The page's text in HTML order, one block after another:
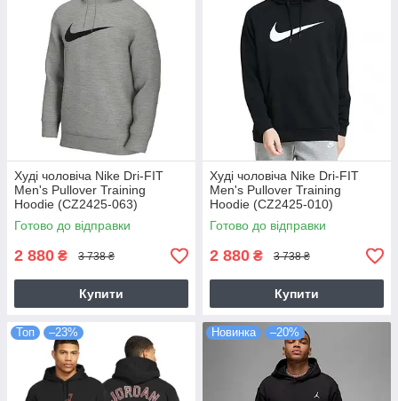
Худі чоловіча Nike Dri-FIT
Men's Pullover Training
Hoodie (CZ2425-063)
Готово до відправки
2 880 ₴ 3 738 ₴
Купити
Худі чоловіча Nike Dri-FIT
Men's Pullover Training
Hoodie (CZ2425-010)
Готово до відправки
2 880 ₴ 3 738 ₴
Купити
Топ –23% Новинка –20%